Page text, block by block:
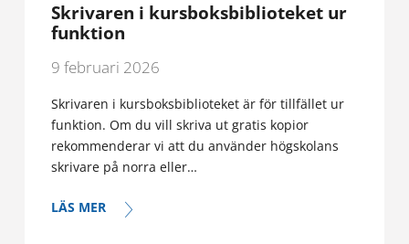
Skrivaren i kursboksbiblioteket ur
funktion
9 februari 2026
Skrivaren i kursboksbiblioteket är för tillfället ur
funktion. Om du vill skriva ut gratis kopior
rekommenderar vi att du använder högskolans
skrivare på norra eller…
LÄS MER